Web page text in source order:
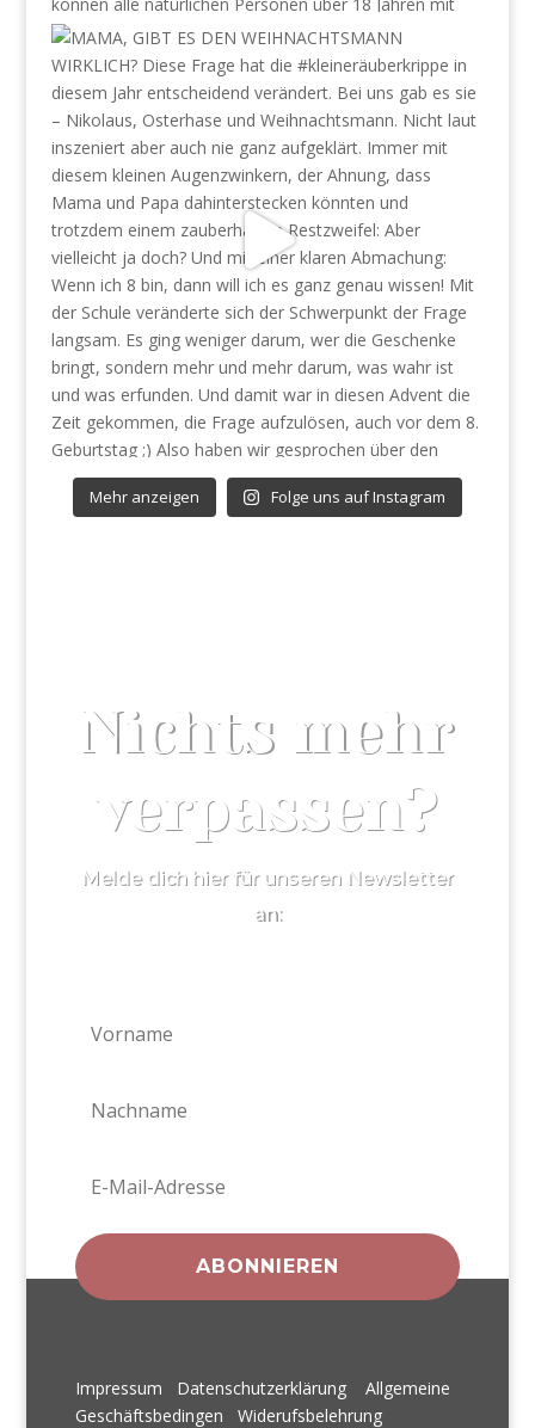
Mehr anzeigen Folge uns auf Instagram
Nichts mehr
verpassen?
Melde dich hier für unseren Newsletter
an:
ABONNIEREN
Impressum Datenschutzerklärung
Allgemeine
Geschäftsbedingen
Widerufsbelehrung